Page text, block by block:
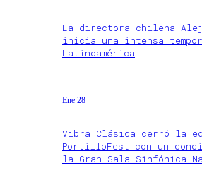
La directora chilena
inicia una intensa
Latinoamérica
Ene 28
Vibra Clásica cerró la
PortilloFest con un
la Gran Sala Sinfónica